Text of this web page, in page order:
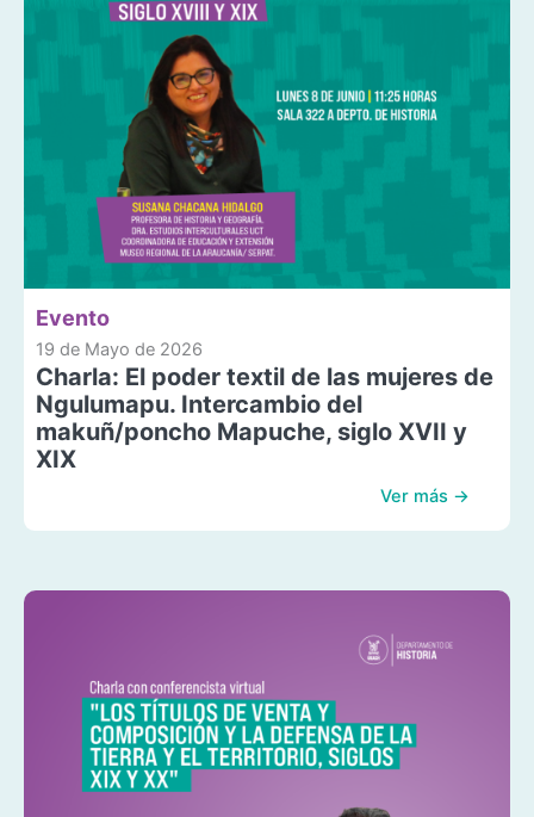
Evento
19 de Mayo de 2026
Charla: El poder textil de las mujeres de
Ngulumapu. Intercambio del
makuñ/poncho Mapuche, siglo XVII y
XIX
Ver más →